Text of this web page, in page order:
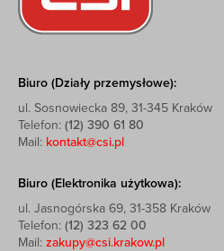
Biuro (Działy przemysłowe):
ul. Sosnowiecka 89, 31-345 Kraków
Telefon: (12) 390 61 80
Mail: kontakt@csi.pl
Biuro (Elektronika użytkowa):
ul. Jasnogórska 69, 31-358 Kraków
Telefon: (12) 323 62 00
Mail: zakupy@csi.krakow.pl